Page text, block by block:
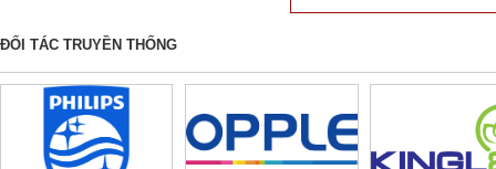
ĐỐI TÁC TRUYỀN THỐNG